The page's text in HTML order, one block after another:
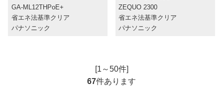
GA-ML12THPoE+
省エネ法基準クリア
パナソニック
ZEQUO 2300
省エネ法基準クリア
パナソニック
[1～50件]
67件あります